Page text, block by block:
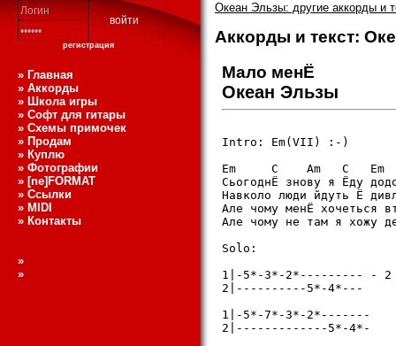
регистрация
Океан Эльзы: другие аккорды и
Аккорды и текст:
» Главная
» Аккорды
» Школа игры
» Софт для гитары
» Схемы примочек
» Продам
» Куплю
» Фотографии
» [ne]FORMAT
» Ссылки
» MIDI
» Контакты
»
»
Мало менЁ
Океан Эльзы
Intro: Em(VII) :-)
Em     C    Am   C   Em
СьогоднЁ знову я Ёду
Hавколо люди йдуть Ё
Але чому менЁ хочеться
Але чому не там я хожу
Solo:
1|-5*-3*-2*--------- - 2
2|----------5*-4*---
1|-5*-7*-3*-2*-------
2|-------------5*-4*-